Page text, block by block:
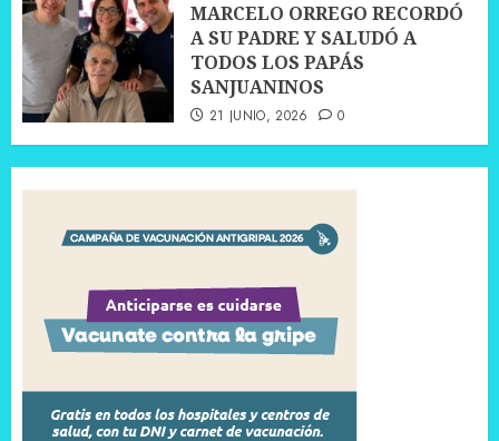
MARCELO ORREGO RECORDÓ
A SU PADRE Y SALUDÓ A
TODOS LOS PAPÁS
SANJUANINOS
21 JUNIO, 2026 0